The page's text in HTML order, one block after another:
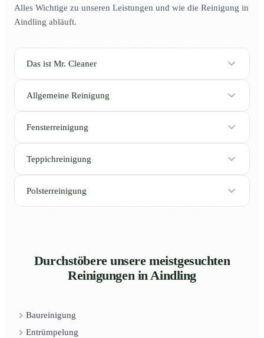
Alles Wichtige zu unseren Leistungen und wie die Reinigung in
Aindling abläuft.
Das ist Mr. Cleaner
Allgemeine Reinigung
Fensterreinigung
Teppichreinigung
Polsterreinigung
Durchstöbere unsere meistgesuchten
Reinigungen in Aindling
Baureinigung
Entrümpelung